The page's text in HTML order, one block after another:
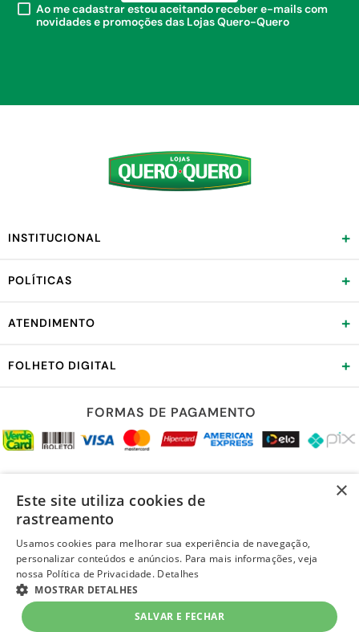
R$ 181,99 no Pix -6%
ou R$ 193,99 em
sem juros
+
-
Ao me cadastrar estou aceitando receber e-mails com
novidades e promoções das Lojas Quero-Quero
INSTITUCIONAL +
POLÍTICAS +
ATENDIMENTO +
FOLHETO DIGITAL +
FORMAS DE PAGAMENTO
LOJA SEGURA
×
Este site utiliza cookies de
rastreamento
Usamos cookies para melhorar sua experiência de navegação,
personalizar conteúdos e anúncios. Para mais informações, veja
nossa Política de Privacidade. Detalhes
MOSTRAR DETALHES
SALVAR E FECHAR